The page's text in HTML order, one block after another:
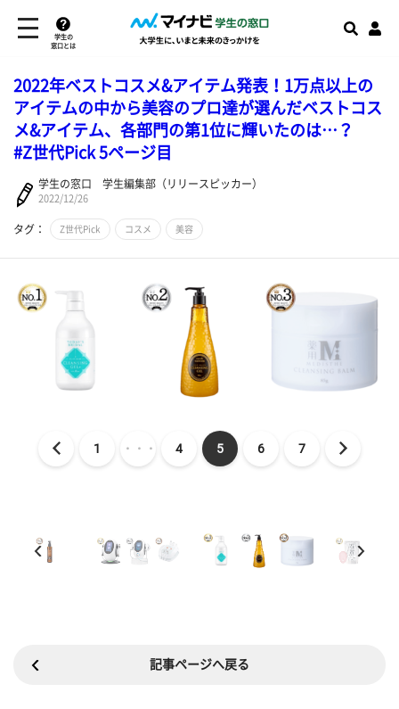
学生の
窓口とは
2022年ベストコスメ&アイテム発表！1万点以上の
アイテムの中から美容のプロ達が選んだベストコス
メ&アイテム、各部門の第1位に輝いたのは…？
#Z世代Pick 5ページ目
学生の窓口 学生編集部（リリースピッカー）
2022/12/26
タグ： Z世代Pick コスメ 美容
1 ・・・ 4 5 6 7
記事ページへ戻る